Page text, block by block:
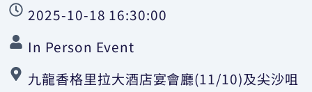
2025-10-18 16:30:00
In Person Event
九龍香格里拉大酒店宴會廳(11/10)及尖沙咀